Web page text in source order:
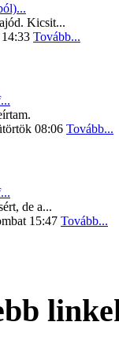
Kicsit...
Tovább...
08:06 Tovább...
de a...
15:47 Tovább...